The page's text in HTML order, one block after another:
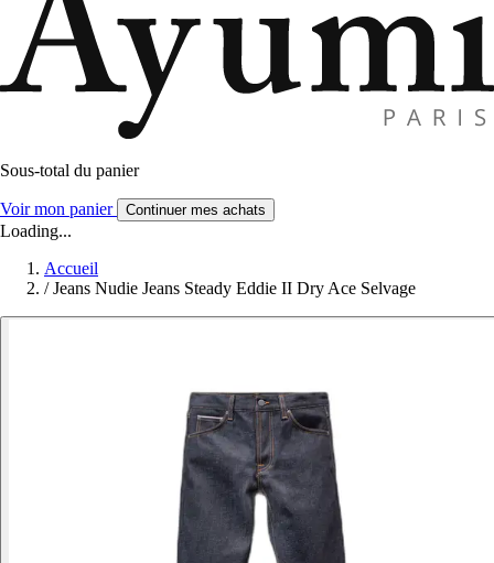
Sous-total du panier
Voir mon panier Continuer mes achats
Loading...
Accueil
/ Jeans Nudie Jeans Steady Eddie II Dry Ace Selvage